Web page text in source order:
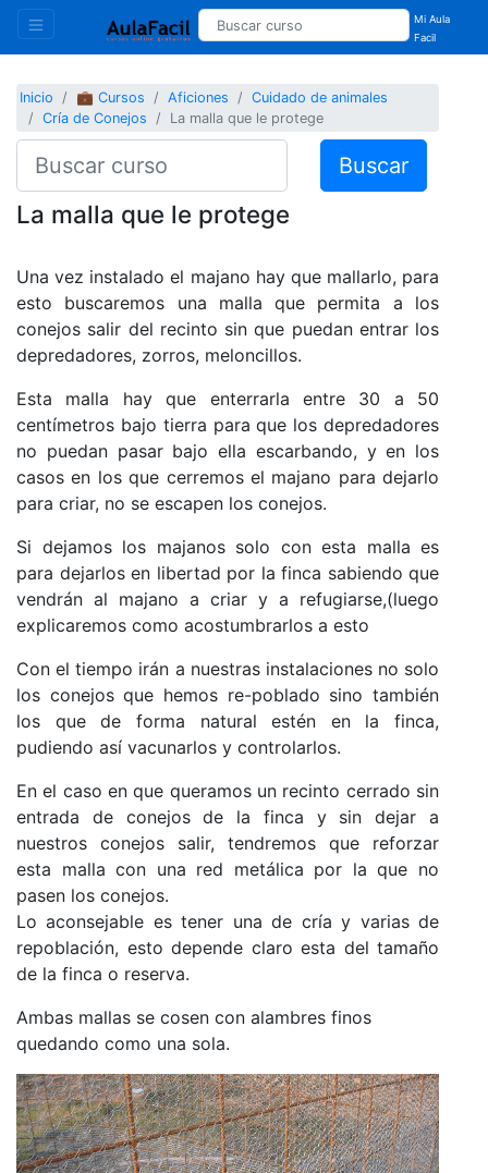
Mi Aula
Facil
Inicio 💼 Cursos Aficiones
Cuidado de animales
Cría de Conejos
La malla que le protege
Buscar
La malla que le protege
Una vez instalado el majano hay que mallarlo, para
esto buscaremos una malla que permita a los
conejos salir del recinto sin que puedan entrar los
depredadores, zorros, meloncillos.
Esta malla hay que enterrarla entre 30 a 50
centímetros bajo tierra para que los depredadores
no puedan pasar bajo ella escarbando, y en los
casos en los que cerremos el majano para dejarlo
para criar, no se escapen los conejos.
Si dejamos los majanos solo con esta malla es
para dejarlos en libertad por la finca sabiendo que
vendrán al majano a criar y a refugiarse,(luego
explicaremos como acostumbrarlos a esto
Con el tiempo irán a nuestras instalaciones no solo
los conejos que hemos re-poblado sino también
los que de forma natural estén en la finca,
pudiendo así vacunarlos y controlarlos.
En el caso en que queramos un recinto cerrado sin
entrada de conejos de la finca y sin dejar a
nuestros conejos salir, tendremos que reforzar
esta malla con una red metálica por la que no
pasen los conejos.
Lo aconsejable es tener una de cría y varias de
repoblación, esto depende claro esta del tamaño
de la finca o reserva.
Ambas mallas se cosen con alambres finos
quedando como una sola.